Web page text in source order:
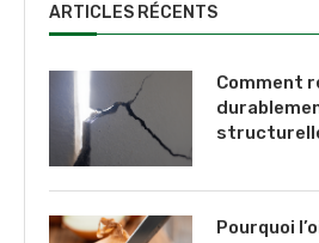
ARTICLES RÉCENTS
Comment
Pourquoi